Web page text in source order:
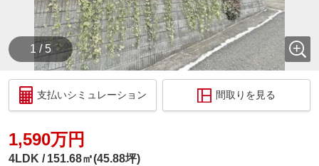
1 / 5
支払いシミュレーション 間取りを見る
1,590万円
4LDK 151.68㎡(45.88坪)